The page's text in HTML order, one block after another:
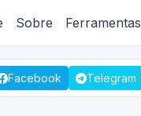
Sobre Ferramentas
Facebook Telegram